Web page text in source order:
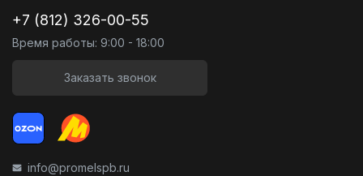
+7 (812) 326-00-55
Время работы: 9:00 - 18:00
Заказать звонок
info@promelspb.ru